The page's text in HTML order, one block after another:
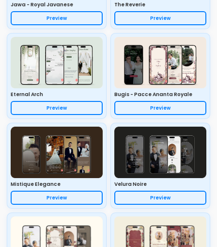
Jawa - Royal Javanese
Preview
The Reverie
Preview
Eternal Arch
Preview
Bugis - Pacce Ananta Royale
Preview
Mistique Elegance
Preview
Velura Noire
Preview